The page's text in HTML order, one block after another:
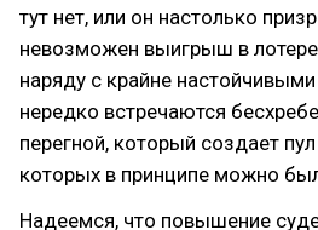
тут нет, или он настолько
невозможен выигрыш в
наряду с крайне
нередко встречаются
перегной, который создает
которых в принципе можно
Надеемся, что повышение